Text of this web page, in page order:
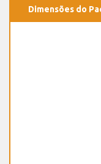
Dimensões do